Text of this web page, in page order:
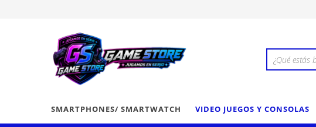
SMARTPHONES/ SMARTWATCH VIDEO JUEGOS Y CONSOLAS